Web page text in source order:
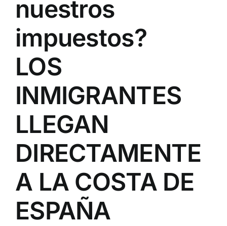
nuestros
impuestos?
LOS
INMIGRANTES
LLEGAN
DIRECTAMENTE
A LA COSTA DE
ESPAÑA